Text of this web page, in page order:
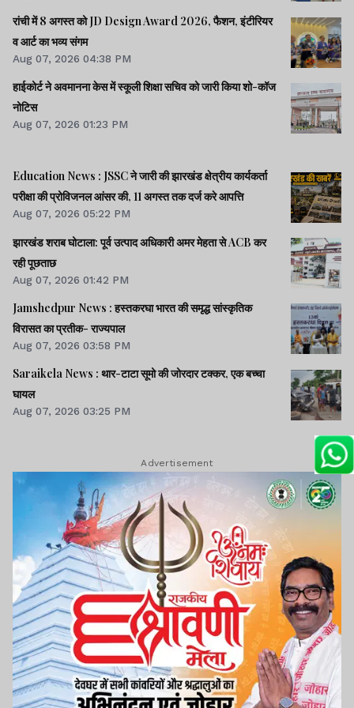
रांची में 8 अगस्त को JD Design Award 2026, फैशन, इंटीरियर
व आर्ट का भव्य संगम
Aug 07, 2026 04:38 PM
हाईकोर्ट ने अवमानना केस में स्कूली शिक्षा सचिव को जारी किया शो-कॉज
नोटिस
Aug 07, 2026 01:23 PM
Education News : JSSC ने जारी की झारखंड क्षेत्रीय कार्यकर्ता
परीक्षा की प्रोविजनल आंसर की, 11 अगस्त तक दर्ज करे आपत्ति
Aug 07, 2026 05:22 PM
झारखंड शराब घोटाला: पूर्व उत्पाद अधिकारी अमर मेहता से ACB कर
रही पूछताछ
Aug 07, 2026 01:42 PM
Jamshedpur News : हस्तकरघा भारत की समृद्ध सांस्कृतिक
विरासत का प्रतीक- राज्यपाल
Aug 07, 2026 03:58 PM
Saraikela News : थार-टाटा सूमो की जोरदार टक्कर, एक बच्चा
घायल
Aug 07, 2026 03:25 PM
Advertisement